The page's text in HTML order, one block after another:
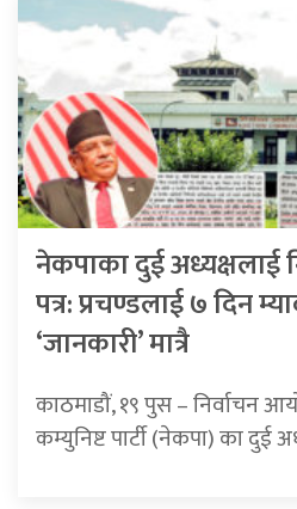
नेकपाका दुई अध्यक्षलाई
पत्र: प्रचण्डलाई ७ दिन
‘जानकारी’ मात्रै
काठमाडौं, १९ पुस – निर्वाचन
कम्युनिष्ट पार्टी (नेकपा) का दुई